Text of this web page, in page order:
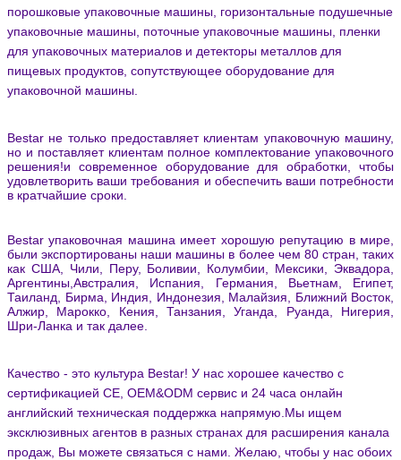
порошковые упаковочные машины, горизонтальные подушечные
упаковочные машины, поточные упаковочные машины, пленки
для упаковочных материалов и детекторы металлов для
пищевых продуктов, сопутствующее оборудование для
упаковочной машины.
Bestar не только предоставляет клиентам упаковочную машину,
но и поставляет клиентам полное комплектование упаковочного
решения!и современное оборудование для обработки, чтобы
удовлетворить ваши требования и обеспечить ваши потребности
в кратчайшие сроки.
Bestar упаковочная машина имеет хорошую репутацию в мире,
были экспортированы наши машины в более чем 80 стран, таких
как США, Чили, Перу, Боливии, Колумбии, Мексики, Эквадора,
Аргентины,Австралия, Испания, Германия, Вьетнам, Египет,
Таиланд, Бирма, Индия, Индонезия, Малайзия, Ближний Восток,
Алжир, Марокко, Кения, Танзания, Уганда, Руанда, Нигерия,
Шри-Ланка и так далее.
Качество - это культура Bestar! У нас хорошее качество с
сертификацией CE, OEM&ODM сервис и 24 часа онлайн
английский техническая поддержка напрямую.Мы ищем
эксклюзивных агентов в разных странах для расширения канала
продаж, Вы можете связаться с нами. Желаю, чтобы у нас обоих